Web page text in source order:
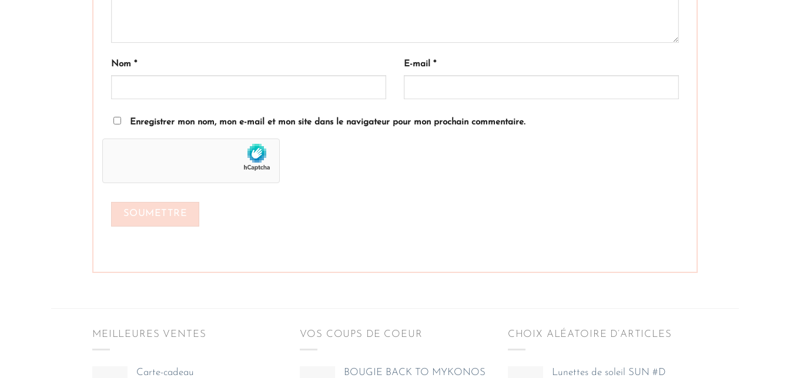
Nom * E-mail *
Enregistrer mon nom, mon e-mail et mon site dans le navigateur pour mon prochain commentaire.
MEILLEURES VENTES
Carte-cadeau
VOS COUPS DE COEUR
BOUGIE BACK TO MYKONOS
CHOIX ALÉATOIRE D’ARTICLES
Lunettes de soleil SUN #D